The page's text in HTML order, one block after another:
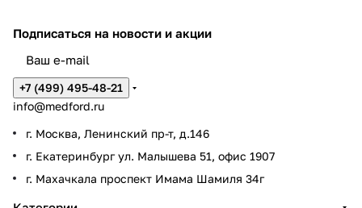
Подписаться на новости и акции
+7 (499) 495-48-21
info@medford.ru
г. Москва, Ленинский пр-т, д.146
г. Екатеринбург ул. Малышева 51, офис 1907
г. Махачкала проспект Имама Шамиля 34г